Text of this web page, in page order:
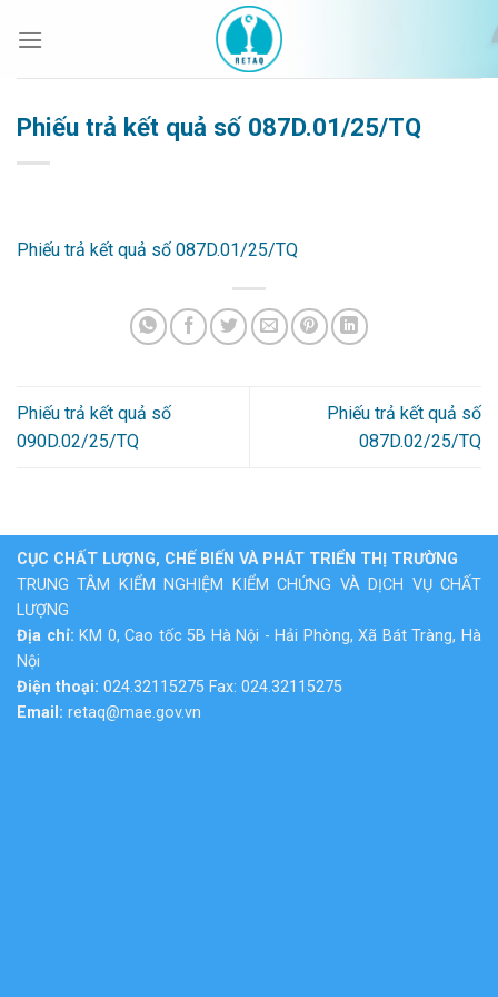
qua
Phiếu trả kết quả số 087D.01/25/TQ
Phiếu trả kết quả số 087D.01/25/TQ
Phiếu trả kết quả số
090D.02/25/TQ
Phiếu trả kết quả số
087D.02/25/TQ
CỤC CHẤT LƯỢNG, CHẾ BIẾN VÀ PHÁT TRIỂN THỊ TRƯỜNG
TRUNG TÂM KIỂM NGHIỆM KIỂM CHỨNG VÀ DỊCH VỤ CHẤT
LƯỢNG
Địa chỉ: KM 0, Cao tốc 5B Hà Nội - Hải Phòng, Xã Bát Tràng, Hà
Nội
Điện thoại: 024.32115275 Fax: 024.32115275
Email: retaq@mae.gov.vn